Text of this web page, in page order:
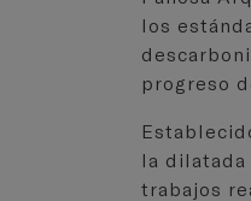
los
progreso
la
trabajos